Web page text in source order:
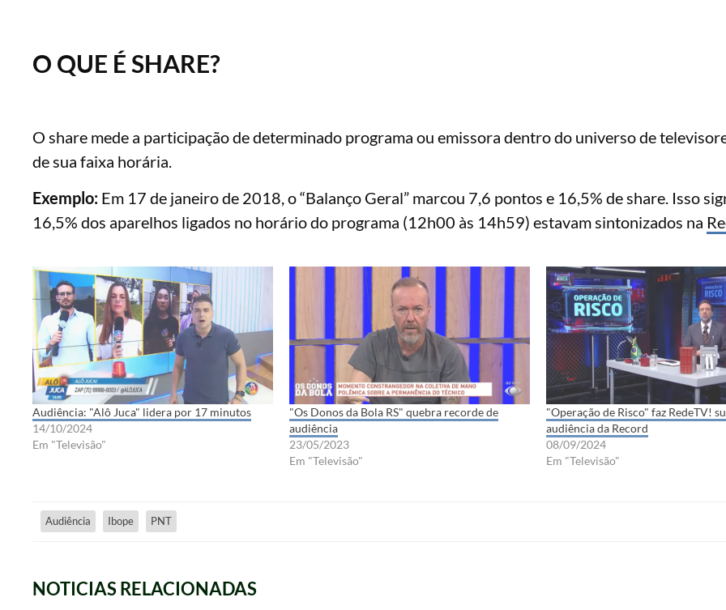
O QUE É SHARE?
O share mede a participação de determinado programa ou emissora dentro do universo de
de sua faixa horária.
Exemplo: Em 17 de janeiro de 2018, o “Balanço Geral” marcou 7,6 pontos e 16,5% de share. Isso
16,5% dos aparelhos ligados no horário do programa (12h00 às 14h59) estavam sintonizados na
Audiência: "Alô Juca" lidera por 17 minutos
14/10/2024
Em "Televisão"
"Os Donos da Bola RS" quebra recorde de
audiência
23/05/2023
Em "Televisão"
"Operação de Risco" faz RedeTV!
audiência da Record
08/09/2024
Em "Televisão"
Audiência Ibope PNT
NOTICIAS RELACIONADAS